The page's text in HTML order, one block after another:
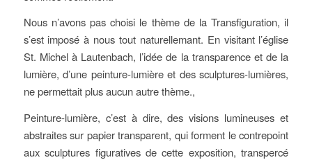
Nous n’avons pas choisi le thème de la Transfiguration, il
s’est imposé à nous tout naturellemant. En visitant l’église
St. Michel à Lautenbach, l’idée de la transparence et de la
lumière, d’une peinture-lumière et des sculptures-lumières,
ne permettait plus aucun autre thème.,
Peinture-lumière, c’est à dire, des visions lumineuses et
abstraites sur papier transparent, qui forment le contrepoint
aux sculptures figuratives de cette exposition, transpercé